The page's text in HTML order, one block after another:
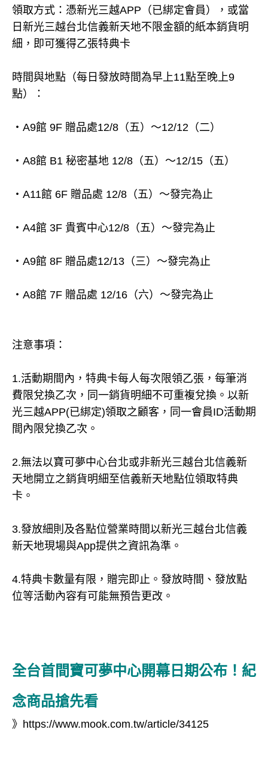
領取方式：憑新光三越APP（已綁定會員），或當
日新光三越台北信義新天地不限金額的紙本銷貨明
細，即可獲得乙張特典卡
時間與地點（每日發放時間為早上11點至晚上9
點）：
・A9館 9F 贈品處12/8（五）～12/12（二）
・A8館 B1 秘密基地 12/8（五）～12/15（五）
・A11館 6F 贈品處 12/8（五）～發完為止
・A4館 3F 貴賓中心12/8（五）～發完為止
・A9館 8F 贈品處12/13（三）～發完為止
・A8館 7F 贈品處 12/16（六）～發完為止
注意事項：
1.活動期間內，特典卡每人每次限領乙張，每筆消
費限兌換乙次，同一銷貨明細不可重複兌換。以新
光三越APP(已綁定)領取之顧客，同一會員ID活動期
間內限兌換乙次。
2.無法以寶可夢中心台北或非新光三越台北信義新
天地開立之銷貨明細至信義新天地點位領取特典
卡。
3.發放細則及各點位營業時間以新光三越台北信義
新天地現場與App提供之資訊為準。
4.特典卡數量有限，贈完即止。發放時間、發放點
位等活動內容有可能無預告更改。
全台首間寶可夢中心開幕日期公布！紀
念商品搶先看
》 https://www.mook.com.tw/article/34125